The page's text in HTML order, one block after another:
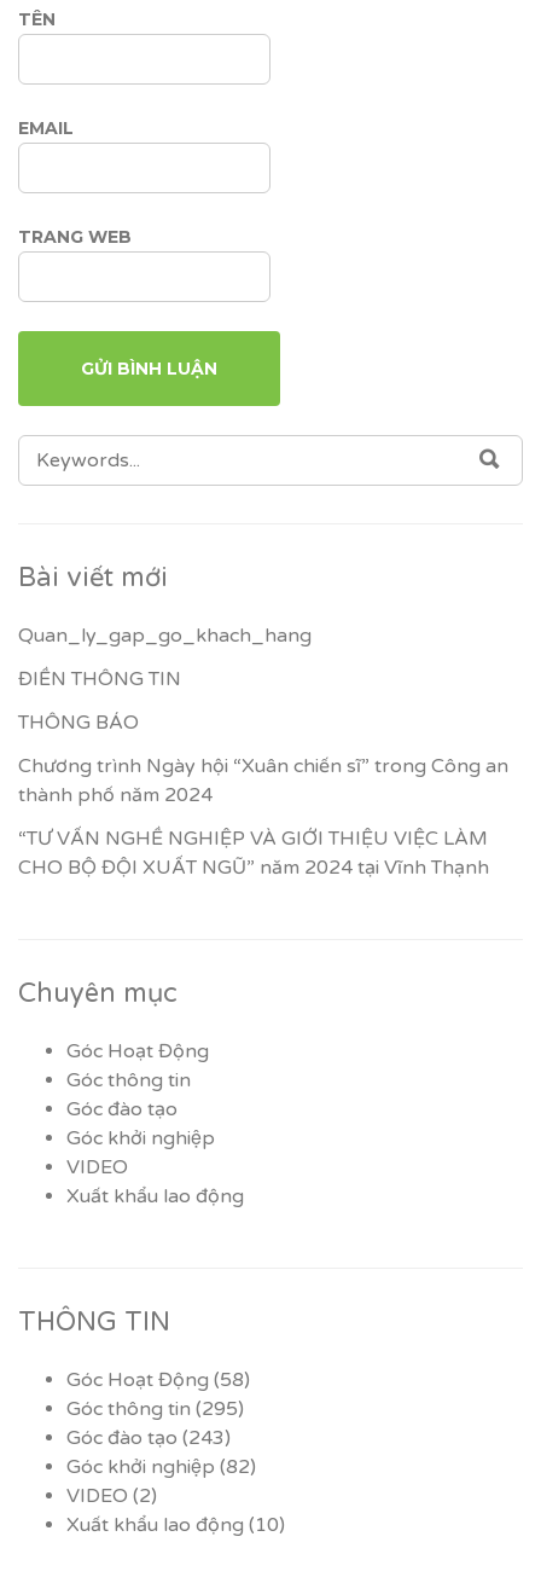
TÊN
EMAIL
TRANG WEB
SEARCH
FOR:
Bài viết mới
Quan_ly_gap_go_khach_hang
ĐIỀN THÔNG TIN
THÔNG BÁO
Chương trình Ngày hội “Xuân chiến sĩ” trong Công an
thành phố năm 2024
“TƯ VẤN NGHỀ NGHIỆP VÀ GIỚI THIỆU VIỆC LÀM
CHO BỘ ĐỘI XUẤT NGŨ” năm 2024 tại Vĩnh Thạnh
Chuyên mục
Góc Hoạt Động
Góc thông tin
Góc đào tạo
Góc khởi nghiệp
VIDEO
Xuất khẩu lao động
THÔNG TIN
Góc Hoạt Động (58)
Góc thông tin (295)
Góc đào tạo (243)
Góc khởi nghiệp (82)
VIDEO (2)
Xuất khẩu lao động (10)